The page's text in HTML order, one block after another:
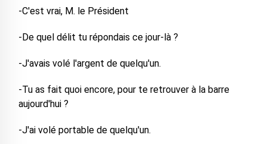
-C'est vrai, M. le Président
-De quel délit tu répondais ce jour-là ?
-J'avais volé l'argent de quelqu'un.
-Tu as fait quoi encore, pour te retrouver à la barre
aujourd'hui ?
-J'ai volé portable de quelqu'un.